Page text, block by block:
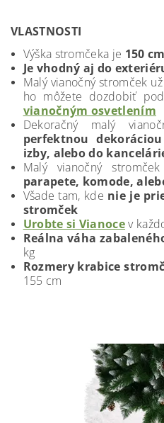
VLASTNOSTI
Výška stromčeka je 150 cm
Je vhodný aj do
Malý vianočný stromček už
ho môžete dozdobiť
vianočným osvetlením
Dekoračný malý
perfektnou
izby, alebo do
Malý vianočný stromček
parapete, komode,
Všade tam, kde nie je
stromček
Urobte si Vianocev
Reálna váha
kg
Rozmery krabice
155 cm